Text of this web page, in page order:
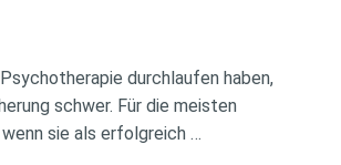
durchlaufen haben,
schwer. Für die meisten
sie als erfolgreich …